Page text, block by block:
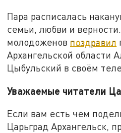
Пара расписалась
семьи, любви и
молодоженов поздравил
Архангельской области
Цыбульский в своём
Уважаемые читатели
Если вам есть чем
Царьград Архангельск,